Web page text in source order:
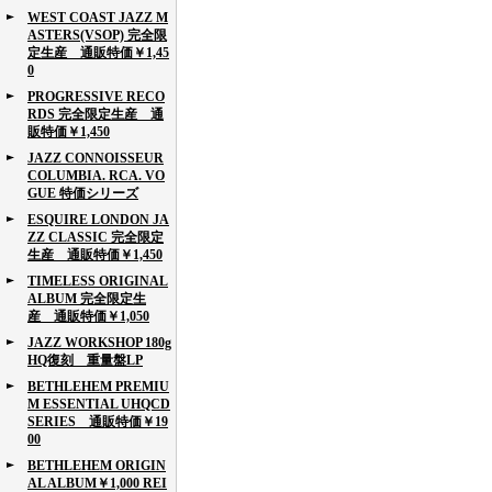
WEST COAST JAZZ M
ASTERS(VSOP) 完全限
定生産 通販特価￥1,45
0
PROGRESSIVE RECO
RDS 完全限定生産 通
販特価￥1,450
JAZZ CONNOISSEUR
COLUMBIA. RCA. VO
GUE 特価シリーズ
ESQUIRE LONDON JA
ZZ CLASSIC 完全限定
生産 通販特価￥1,450
TIMELESS ORIGINAL
ALBUM 完全限定生
産 通販特価￥1,050
JAZZ WORKSHOP 180g
HQ復刻 重量盤LP
BETHLEHEM PREMIU
M ESSENTIAL UHQCD
SERIES 通販特価￥19
00
BETHLEHEM ORIGIN
AL ALBUM￥1,000 REI